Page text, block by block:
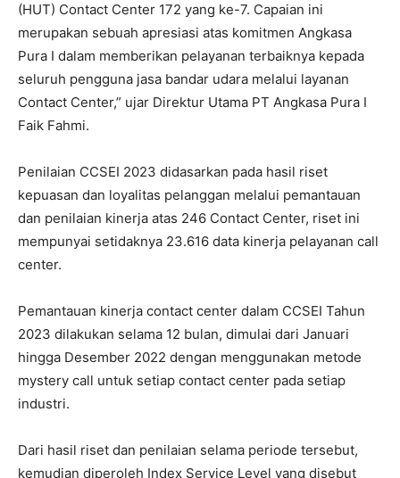
(HUT) Contact Center 172 yang ke-7. Capaian ini
merupakan sebuah apresiasi atas komitmen Angkasa
Pura I dalam memberikan pelayanan terbaiknya kepada
seluruh pengguna jasa bandar udara melalui layanan
Contact Center,” ujar Direktur Utama PT Angkasa Pura I
Faik Fahmi.
Penilaian CCSEI 2023 didasarkan pada hasil riset
kepuasan dan loyalitas pelanggan melalui pemantauan
dan penilaian kinerja atas 246 Contact Center, riset ini
mempunyai setidaknya 23.616 data kinerja pelayanan call
center.
Pemantauan kinerja contact center dalam CCSEI Tahun
2023 dilakukan selama 12 bulan, dimulai dari Januari
hingga Desember 2022 dengan menggunakan metode
mystery call untuk setiap contact center pada setiap
industri.
Dari hasil riset dan penilaian selama periode tersebut,
kemudian diperoleh Index Service Level yang disebut